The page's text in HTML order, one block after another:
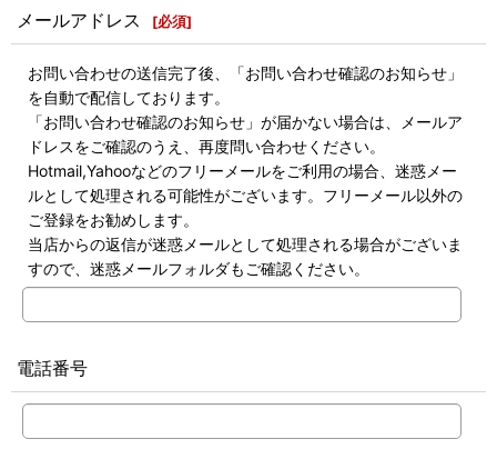
メールアドレス [必須]
お問い合わせの送信完了後、「お問い合わせ確認のお知らせ」
を自動で配信しております。
「お問い合わせ確認のお知らせ」が届かない場合は、メールア
ドレスをご確認のうえ、再度問い合わせください。
Hotmail,Yahooなどのフリーメールをご利用の場合、迷惑メー
ルとして処理される可能性がございます。フリーメール以外の
ご登録をお勧めします。
当店からの返信が迷惑メールとして処理される場合がございま
すので、迷惑メールフォルダもご確認ください。
電話番号